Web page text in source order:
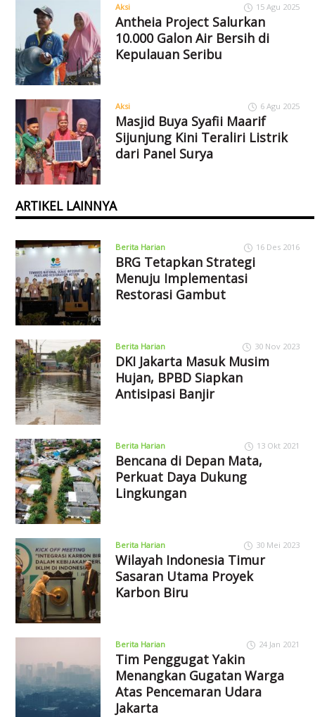
Aksi 15 Agu 2025
Antheia Project Salurkan
10.000 Galon Air Bersih di
Kepulauan Seribu
Aksi 6 Agu 2025
Masjid Buya Syafii Maarif
Sijunjung Kini Teraliri Listrik
dari Panel Surya
ARTIKEL LAINNYA
Berita Harian 16 Des 2016
BRG Tetapkan Strategi
Menuju Implementasi
Restorasi Gambut
Berita Harian 30 Nov 2023
DKI Jakarta Masuk Musim
Hujan, BPBD Siapkan
Antisipasi Banjir
Berita Harian 13 Okt 2021
Bencana di Depan Mata,
Perkuat Daya Dukung
Lingkungan
Berita Harian 30 Mei 2023
Wilayah Indonesia Timur
Sasaran Utama Proyek
Karbon Biru
Berita Harian 24 Jan 2021
Tim Penggugat Yakin
Menangkan Gugatan Warga
Atas Pencemaran Udara
Jakarta